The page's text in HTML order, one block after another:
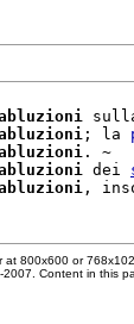
; la
. ~
dei
,
at 800x600 or
2007. Content in this